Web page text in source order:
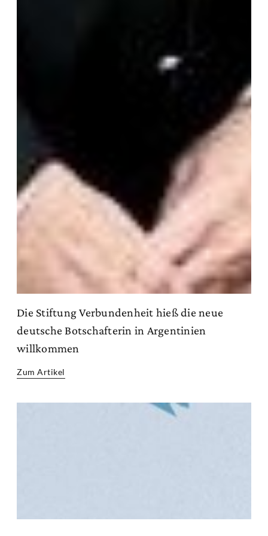
Die Stiftung Verbundenheit hieß die neue
deutsche Botschafterin in Argentinien
willkommen
Zum Artikel